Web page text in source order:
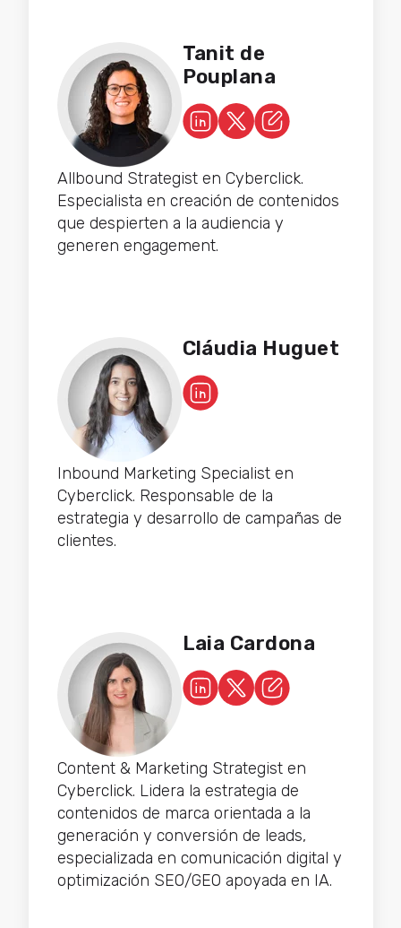
Tanit de
Pouplana
Allbound Strategist en Cyberclick.
Especialista en creación de contenidos
que despierten a la audiencia y
generen engagement.
Cláudia Huguet
Inbound Marketing Specialist en
Cyberclick. Responsable de la
estrategia y desarrollo de campañas de
clientes.
Laia Cardona
Content & Marketing Strategist en
Cyberclick. Lidera la estrategia de
contenidos de marca orientada a la
generación y conversión de leads,
especializada en comunicación digital y
optimización SEO/GEO apoyada en IA.